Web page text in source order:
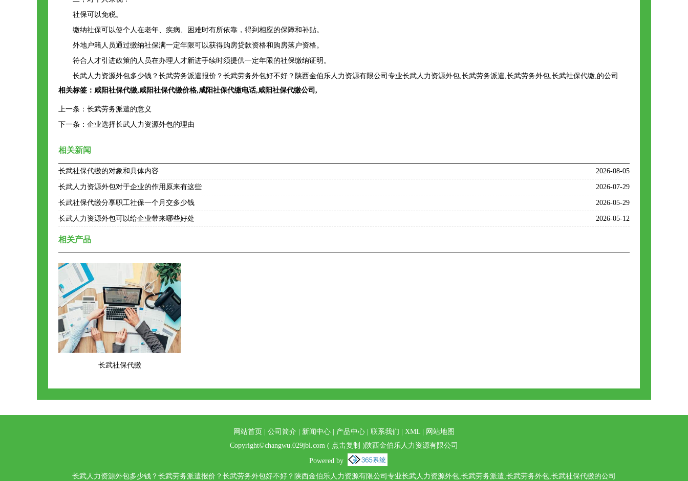
社保可以免税。
缴纳社保可以使个人在老年、疾病、困难时有所依靠，得到相应的保障和补贴。
外地户籍人员通过缴纳社保满一定年限可以获得购房贷款资格和购房落户资格。
符合人才引进政策的人员在办理人才新进手续时须提供一定年限的社保缴纳证明。
长武人力资源外包多少钱？长武劳务派遣报价？长武劳务外包好不好？陕西金伯乐人力资源有限公司专业长武人力资源外包,长武劳务派遣,长武劳务外包,长武社保代缴,的公司
相关标签： 咸阳社保代缴,咸阳社保代缴价格,咸阳社保代缴电话,咸阳社保代缴公司 ,
上一条： 长武劳务派遣的意义
下一条： 企业选择长武人力资源外包的理由
相关新闻
长武社保代缴的对象和具体内容 2026-08-05
长武人力资源外包对于企业的作用原来有这些 2026-07-29
长武社保代缴分享职工社保一个月交多少钱 2026-05-29
长武人力资源外包可以给企业带来哪些好处 2026-05-12
相关产品
长武社保代缴
网站首页 公司简介 新闻中心 产品中心 联系我们 XML
网站地图
Copyright©changwu.029jbl.com ( 点击复制 )陕西金伯乐人力资源有限公司
Powered by
长武人力资源外包多少钱？长武劳务派遣报价？长武劳务外包好不好？陕西金伯乐人力资源有限公司专业长武人力资源外包,长武劳务派遣,长武劳务外包,长武社保代缴的公司